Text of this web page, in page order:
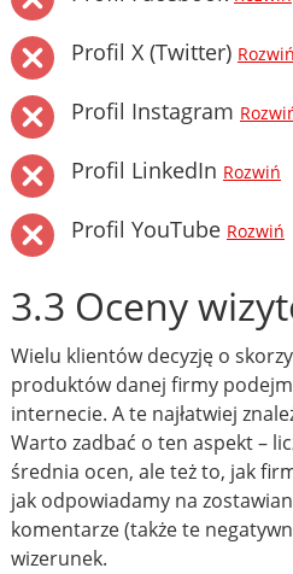
Profil X (Twitter) Rozwiń
Profil Instagram
Profil LinkedIn Rozwiń
Profil YouTube Rozwiń
3.3 Oceny
Wielu klientów decyzję o
produktów danej firmy
internecie. A te najłatwiej
Warto zadbać o ten aspekt –
średnia ocen, ale też to, jak
jak odpowiadamy na
komentarze (także te
wizerunek.